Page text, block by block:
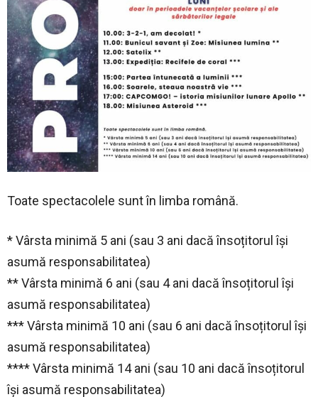
Toate spectacolele sunt în limba română.
* Vârsta minimă 5 ani (sau 3 ani dacă însoțitorul își
asumă responsabilitatea)
** Vârsta minimă 6 ani (sau 4 ani dacă însoțitorul își
asumă responsabilitatea)
*** Vârsta minimă 10 ani (sau 6 ani dacă însoțitorul își
asumă responsabilitatea)
**** Vârsta minimă 14 ani (sau 10 ani dacă însoțitorul
își asumă responsabilitatea)